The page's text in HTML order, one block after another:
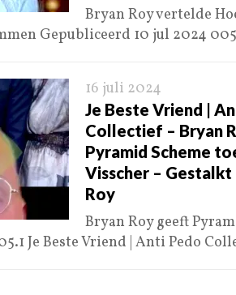
Bryan Roy vertelde
Gepubliceerd 10 jul 2024
16 juli 2024
Je Beste Vriend |
Collectief – Bryan
Pyramid Scheme
Visscher –
Roy
Bryan Roy geeft
Je Beste Vriend | Anti Pedo